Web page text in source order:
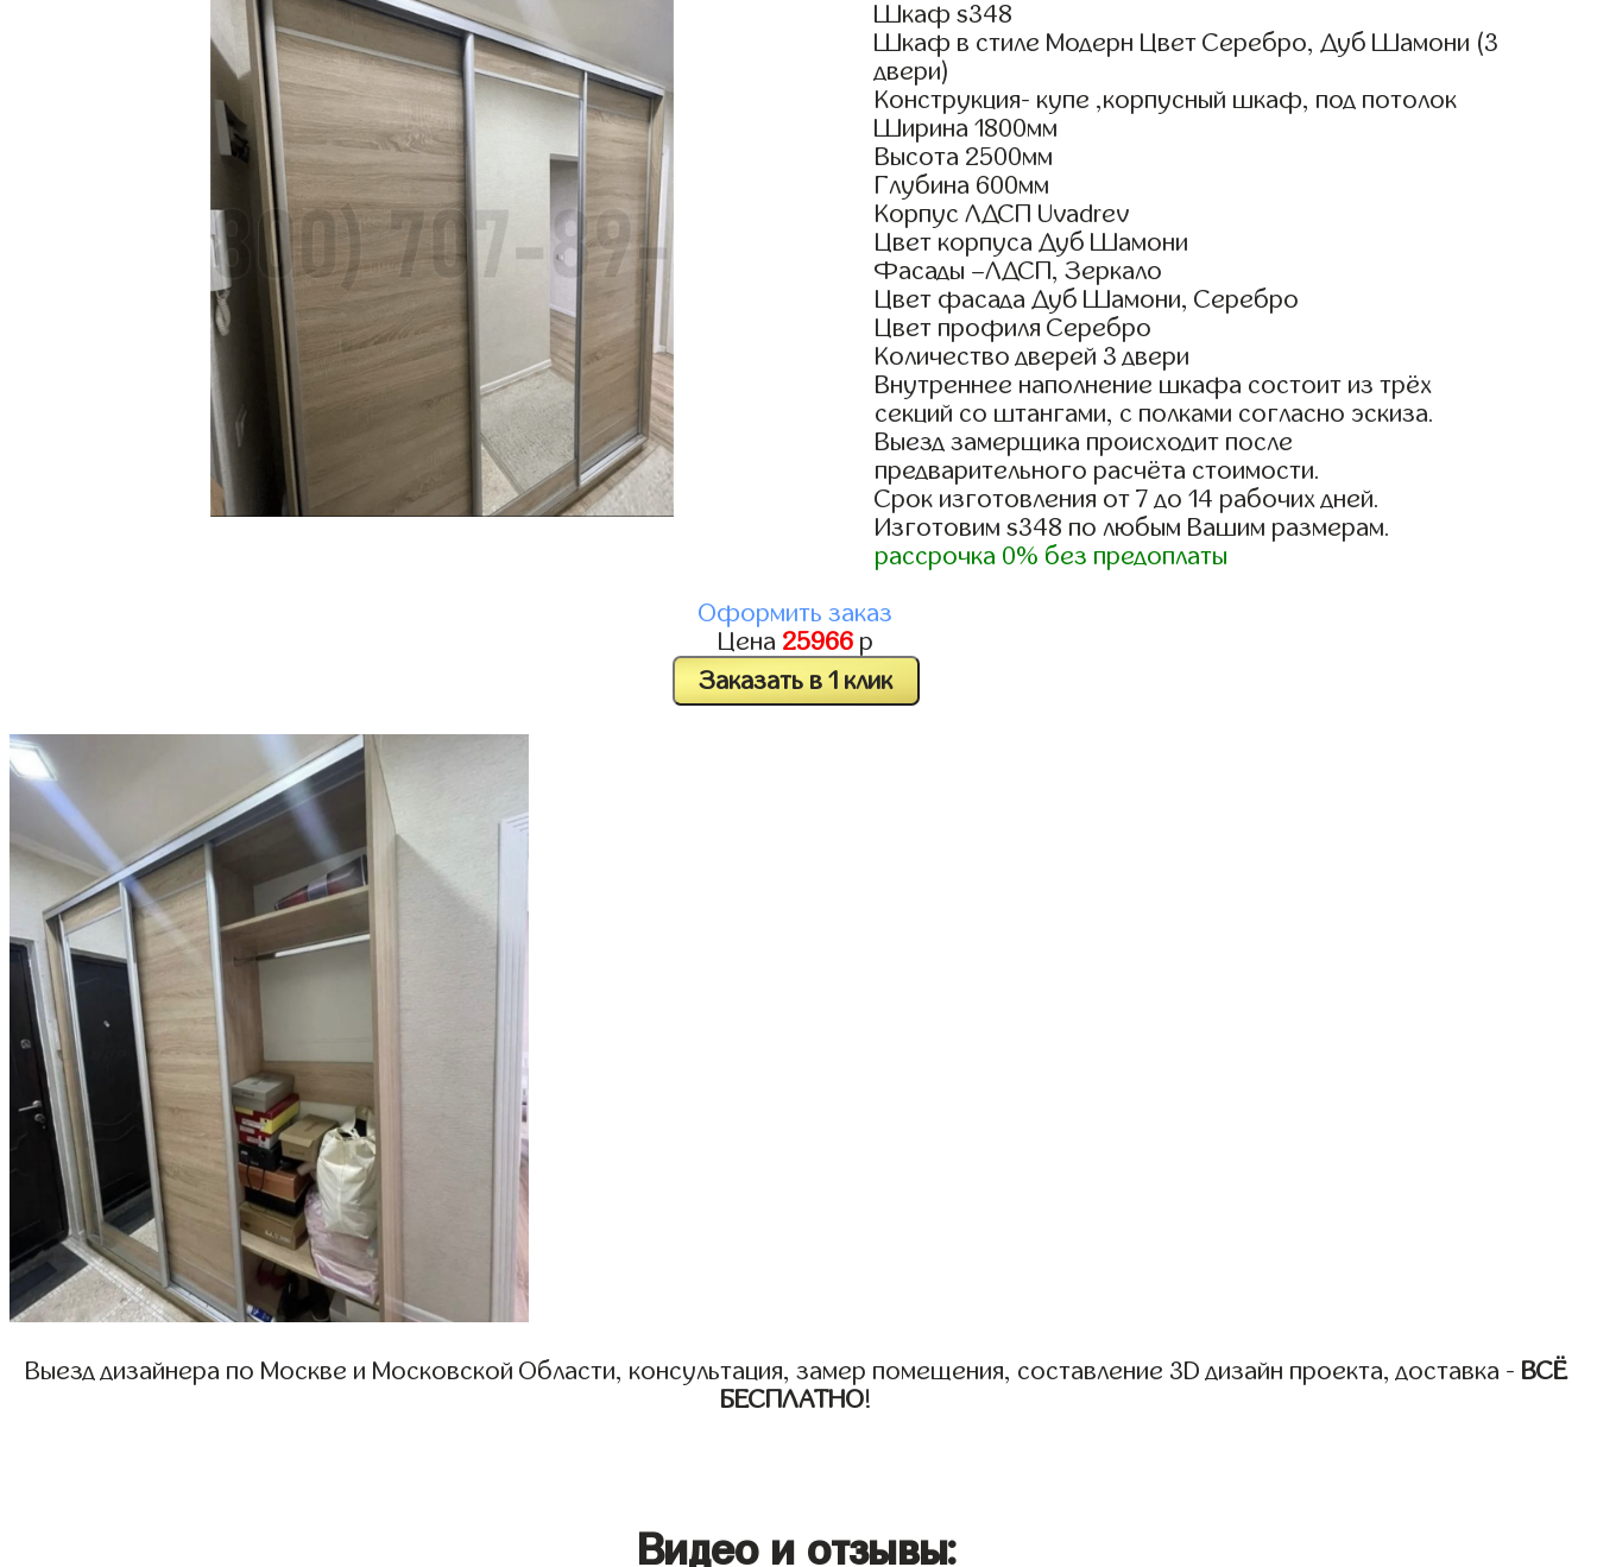
Шкаф s348
Шкаф в стиле Модерн Цвет Серебро, Дуб Шамони (3
двери)
Конструкция- купе ,корпусный шкаф, под потолок
Ширина 1800мм
Высота 2500мм
Глубина 600мм
Корпус ЛДСП Uvadrev
Цвет корпуса Дуб Шамони
Фасады –ЛДСП, Зеркало
Цвет фасада Дуб Шамони, Серебро
Цвет профиля Серебро
Количество дверей 3 двери
Внутреннее наполнение шкафа состоит из трёх
секций со штангами, с полками согласно эскиза.
Выезд замерщика происходит после
предварительного расчёта стоимости.
Срок изготовления от 7 до 14 рабочих дней.
Изготовим s348 по любым Вашим размерам.
рассрочка 0% без предоплаты
Оформить заказ
Цена 25966 р
Заказать в 1 клик
Выезд дизайнера по Москве и Московской Области, консультация, замер помещения, составление 3D дизайн проекта, доставка - ВСЁ
БЕСПЛАТНО!
Видео и отзывы: